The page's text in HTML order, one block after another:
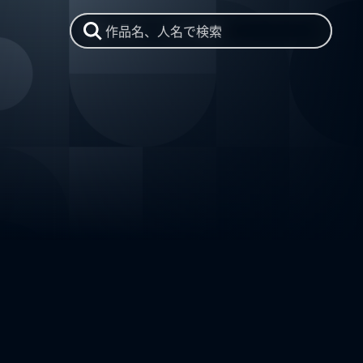
作品名、人名で検索